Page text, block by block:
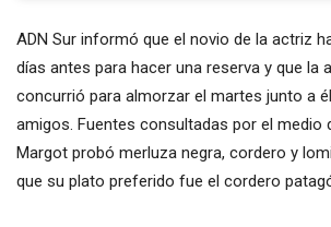
ADN Sur informó que el novio de la actriz
días antes para hacer una reserva y que la
concurrió para almorzar el martes junto a
amigos. Fuentes consultadas por el medio
Margot probó merluza negra, cordero y
que su plato preferido fue el cordero